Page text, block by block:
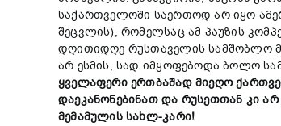
საქართველოში საერთოდ არ იყო
შეცვლის), რომელსაც ამ პაუზის
დღითიდღე რუსთაველის სამშობლო
არ ესმის, სად იმყოფებოდა ბოლო
ყველაფერიერთბაშად მიეღო
დაეკანონებინათდა რუსეთთან კი არ
მემამულისსახლ-კარი!